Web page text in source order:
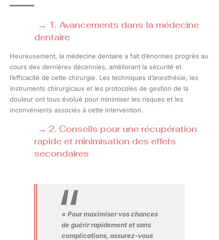
1. Avancements dans la médecine
dentaire
Heureusement, la médecine dentaire a fait d’énormes progrès au
cours des dernières décennies, améliorant la sécurité et
l’efficacité de cette chirurgie. Les techniques d’anesthésie, les
instruments chirurgicaux et les protocoles de gestion de la
douleur ont tous évolué pour minimiser les risques et les
inconvénients associés à cette intervention.
2. Conseils pour une récupération
rapide et minimisation des effets
secondaires
« Pour maximiser vos chances
de guérir rapidement et sans
complications, assurez-vous